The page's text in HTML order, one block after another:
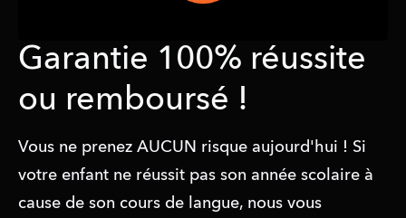
Garantie 100% réussite
ou remboursé !
Vous ne prenez AUCUN risque aujourd'hui ! Si
votre enfant ne réussit pas son année scolaire à
cause de son cours de langue, nous vous